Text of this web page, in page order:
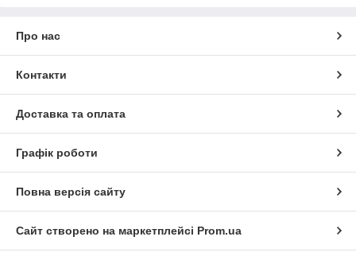
Про нас
Контакти
Доставка та оплата
Графік роботи
Повна версія сайту
Сайт створено на маркетплейсі Prom.ua